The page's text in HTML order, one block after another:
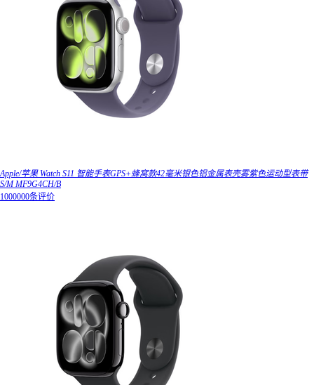
Apple/苹果 Watch S11 智能手表GPS+蜂窝款42毫米银色铝金属表壳雾紫色运动型表带
S/M MF9G4CH/B
1000000条评价